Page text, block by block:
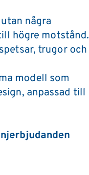
några
högre motstånd.
trugor och
modell som
anpassad till